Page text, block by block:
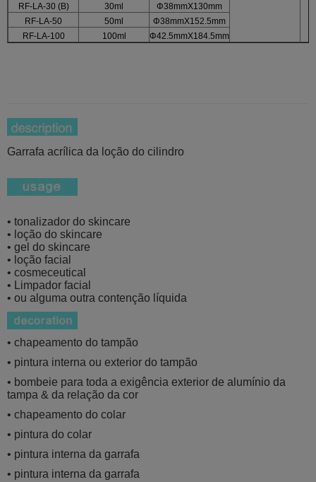
RF-LA-30 (B)
30ml
Φ38mmX130mm
RF-LA-50
50ml
Φ38mmX152.5mm
RF-LA-100
100ml Φ42.5mmX184.5mm
Garrafa acrílica da loção do cilindro
• tonalizador do skincare
• loção do skincare
• gel do skincare
• loção facial
• cosmeceutical
• Limpador facial
• ou alguma outra contenção líquida
• chapeamento do tampão
• pintura interna ou exterior do tampão
• bombeie para toda a exigência exterior de alumínio da
tampa & da relação da cor
• chapeamento do colar
• pintura do colar
• pintura interna da garrafa
• pintura interna da garrafa